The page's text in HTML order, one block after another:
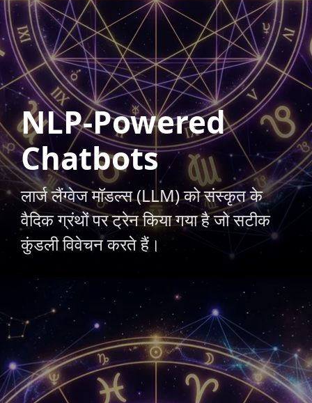
NLP-Powered
Chatbots
लार्ज लैंग्वेज मॉडल्स (LLM) को संस्कृत के
वैदिक ग्रंथों पर ट्रेन किया गया है जो सटीक
कुंडली विवेचन करते हैं।